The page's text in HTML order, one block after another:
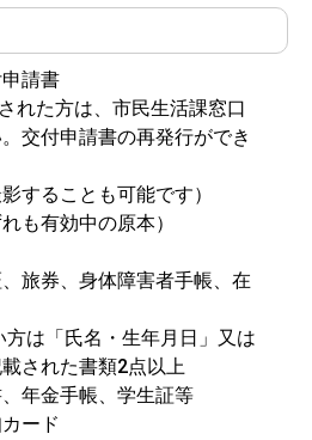
請書
れた方は、市民生活課窓口
交付申請書の再発行ができ
することも可能です）
も有効中の原本）
旅券、身体障害者手帳、在
は「氏名・生年月日」又は
載された書類2点以上
年金手帳、学生証等
ード